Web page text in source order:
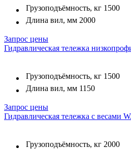
Грузоподъёмность, кг 1500
Длина вил, мм 2000
Запрос цены
Гидравлическая тележка
Грузоподъёмность, кг 1500
Длина вил, мм 1150
Запрос цены
Гидравлическая тележка с весами
Грузоподъёмность, кг 2000